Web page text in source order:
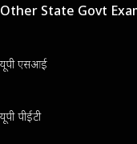
Other State Govt
यूपी एसआई
यूपी पीईटी